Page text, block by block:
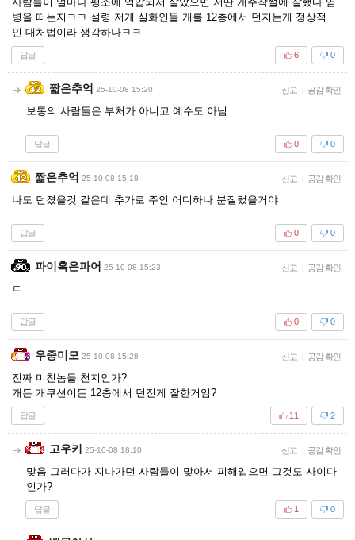
병을 떠는지ㅋㅋ 설령 저게 실화인들 개를 12층에서 던지는게 정상적
인 대처법이라 생각하나ㅋㅋ
답글 0
6
짧은추억 25-10-08 15:20 신고 | 공감 확인
보통의 사람들은 부처가 아니고 예수도 아님
답글 0
0
짧은추억 25-10-08 15:18 신고 | 공감 확인
나도 던졌을것 같은데 추가로 주인 어디하나 분질렀을거야
답글 0
0
파이혹은파어 25-10-08 15:23 신고 | 공감 확인
ㄷ
답글 0
0
우중미모 25-10-08 15:28 신고 | 공감 확인
진짜 미친놈들 천지인가?
개든 개쿠션이든 12층에서 던진게 잘한거임?
답글 2
11
고우키 25-10-08 18:10 신고 | 공감 확인
맞음 그러다가 지나가던 사람들이 맞아서 피해입으면 그것도 사이다
인가?
답글 0
1